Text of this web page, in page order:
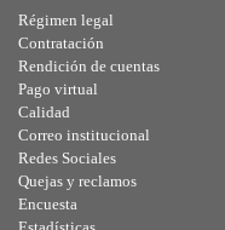
Régimen legal
Contratación
Rendición de cuentas
Pago virtual
Calidad
Correo institucional
Redes Sociales
Quejas y reclamos
Encuesta